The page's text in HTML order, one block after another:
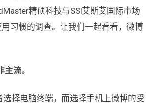
精硕科技与SSI艾斯艾国际市场
习惯的调查。让我们一起看看，微博
流。
择电脑终端，而选择手机上微博的受